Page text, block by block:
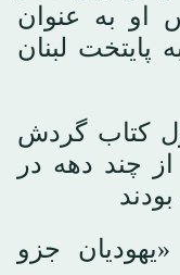
به عنوان
پایتخت لبنان
کتاب گردش
چند دهه در
جزو